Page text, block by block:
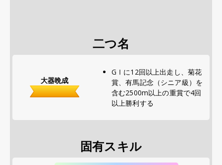
二つ名
大器晩成
GⅠに12回以上出走し、菊花
賞、有馬記念（シニア級）を
含む2500m以上の重賞で4回
以上勝利する
固有スキル